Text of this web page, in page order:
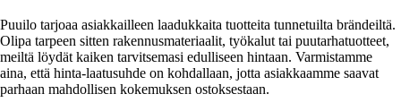
Puuilo tarjoaa asiakkailleen laadukkaita tuotteita tunnetuilta brändeiltä.
Olipa tarpeen sitten rakennusmateriaalit, työkalut tai puutarhatuotteet,
meiltä löydät kaiken tarvitsemasi edulliseen hintaan. Varmistamme
aina, että hinta-laatusuhde on kohdallaan, jotta asiakkaamme saavat
parhaan mahdollisen kokemuksen ostoksestaan.